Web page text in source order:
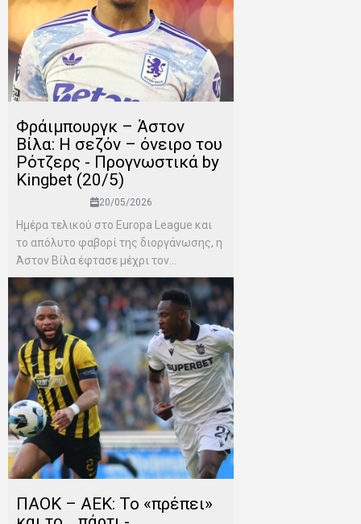
Φράιμπουργκ – Άστον
Βίλα: Η σεζόν – όνειρο του
Ρότζερς - Προγνωστικά by
Kingbet (20/5)
20/05/2026
Ημέρα τελικού στο Europa League και
το απόλυτο φαβορί της διοργάνωσης, η
Άστον Βίλα έφτασε μέχρι τον...
ΠΑΟΚ – ΑΕΚ: Το «πρέπει»